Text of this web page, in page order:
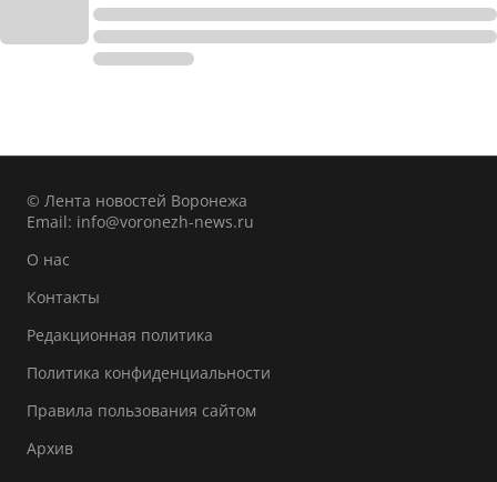
© Лента новостей Воронежа
Email: info@voronezh-news.ru
О нас
Контакты
Редакционная политика
Политика конфиденциальности
Правила пользования сайтом
Архив